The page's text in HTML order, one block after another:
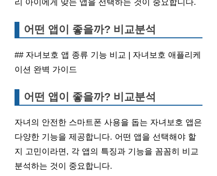
리 아이에게 맞는 앱을 선택하는 것이 중요합니다.
어떤 앱이 좋을까? 비교분석
## 자녀보호 앱 종류 기능 비교 | 자녀보호 애플리케
이션 완벽 가이드
어떤 앱이 좋을까? 비교분석
자녀의 안전한 스마트폰 사용을 돕는 자녀보호 앱은
다양한 기능을 제공합니다. 어떤 앱을 선택해야 할
지 고민이라면, 각 앱의 특징과 기능을 꼼꼼히 비교
분석하는 것이 중요합니다.